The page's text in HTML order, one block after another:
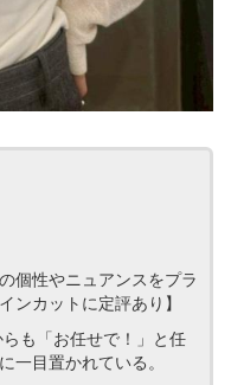
個性やニュアンスをプラ
ンカットに定評あり】
も「お任せで！」と任
一目置かれている。